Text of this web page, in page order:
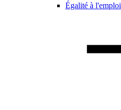
Égalité à l'emploi